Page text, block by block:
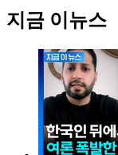
지금 이뉴스